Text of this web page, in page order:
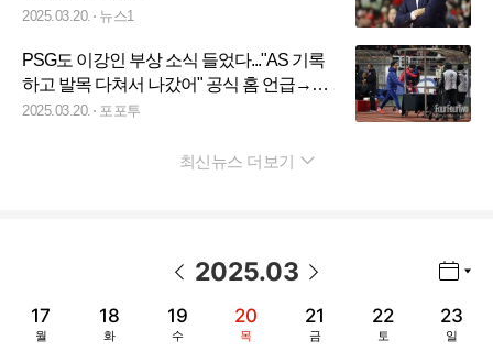
2025.03.20. 뉴스1
PSG도 이강인 부상 소식 들었다..."AS 기록
하고 발목 다쳐서 나갔어" 공식 홈 언급→팬
들 청천벽력
2025.03.20. 포포투
최신뉴스 더보기
2025.03
17
월
18
화
19
수
20
목
21
금
22
토
23
일